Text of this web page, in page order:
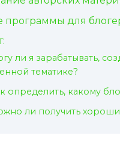
программы для
ли я зарабатывать,
тематике?
определить, какому
ли получить